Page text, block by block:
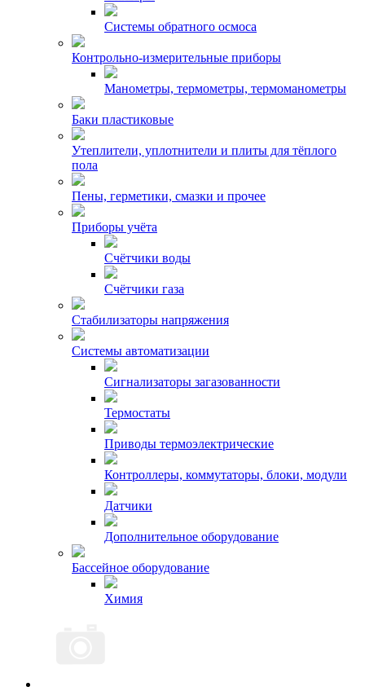
Системы обратного осмоса
Контрольно-измерительные приборы
Манометры, термометры, термоманометры
Баки пластиковые
Утеплители, уплотнители и плиты для тёплого
пола
Пены, герметики, смазки и прочее
Приборы учёта
Счётчики воды
Счётчики газа
Стабилизаторы напряжения
Системы автоматизации
Сигнализаторы загазованности
Термостаты
Приводы термоэлектрические
Контроллеры, коммутаторы, блоки, модули
Датчики
Дополнительное оборудование
Бассейное оборудование
Химия